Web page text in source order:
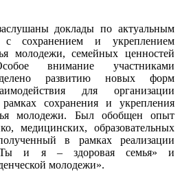
доклады по актуальным
с сохранением и укреплением
молодежи, семейных ценностей
внимание участниками
развитию новых форм
для организации
сохранения и укрепления
молодежи. Был обобщен опыт
образовательных
в рамках реализации
и я – здоровая семья» и
молодежи».